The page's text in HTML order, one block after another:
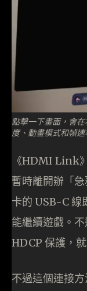
點擊一下畫面，會
度、動畫模式和幀速
《HDMI Link
暫時離開辦「
卡的 USB-C 線
能繼續遊戲。
HDCP 保護，
不過這個連接